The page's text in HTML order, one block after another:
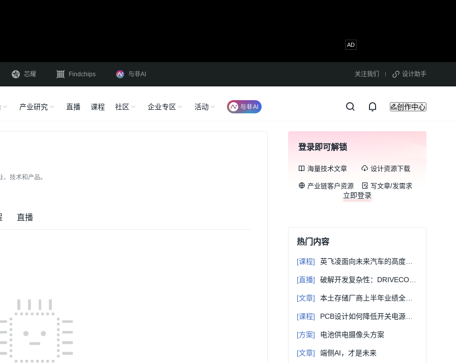
芯耀 Findchips 与非AI 关注我们 设计助手
产业研究 直播 课程 社区 企业专区 活动 创作中心
技术和产品。
直播
登录即可解锁
海量技术文章 设计资源下载
产业链客户资源 写文章/发需求
立即登录
热门内容
[课程] 英飞凌面向未来汽车的高度集成BLDC电机控制解决方案
[直播] 破解开发复杂性：DRIVECORE™ TC4 IT2 赋能ADAS、AD和机器人应用创新
[文章] 本土存储厂商上半年业绩全梳理
[课程] PCB设计如何降低开关电源干扰
[方案] 电池供电摄像头方案
[文章] 端侧AI，才是未来